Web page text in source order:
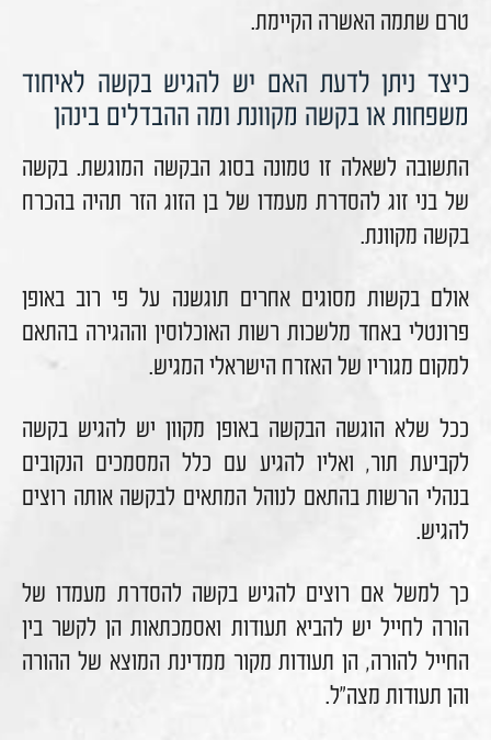
טרם שתמה האשרה הקיימת.
כיצד ניתן לדעת האם יש להגיש בקשה לאיחוד
משפחות או בקשה מקוונת ומה ההבדלים בינהן
התשובה לשאלה זו טמונה בסוג הבקשה המוגשת. בקשה
של בני זוג להסדרת מעמדו של בן הזוג הזר תהיה בהכרח
בקשה מקוונת.
אולם בקשות מסוגים אחרים תוגשנה על פי רוב באופן
פרונטלי באחד מלשכות רשות האוכלוסין וההגירה בהתאם
למקום מגוריו של האזרח הישראלי המגיש.
ככל שלא הוגשה הבקשה באופן מקוון יש להגיש בקשה
לקביעת תור, ואליו להגיע עם כלל המסמכים הנקובים
בנהלי הרשות בהתאם לנוהל המתאים לבקשה אותה רוצים
להגיש.
כך למשל אם רוצים להגיש בקשה להסדרת מעמדו של
הורה לחייל יש להביא תעודות ואסמכתאות הן לקשר בין
החייל להורה, הן תעודות מקור ממדינת המוצא של ההורה
והן תעודות מצה"ל.